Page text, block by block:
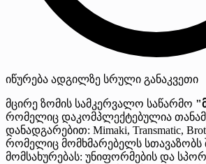
იწურება ადგილზე სრული განაკვეთი
მცირე ზომის სამკერვალო საწარმო
რომელიც დაკომპლექტებულია
დანადგარებით: Mimaki, Transmatic,
რომელიც მომხმარებელს სთავაზობს
მომსახურებას: უნიფორმების და